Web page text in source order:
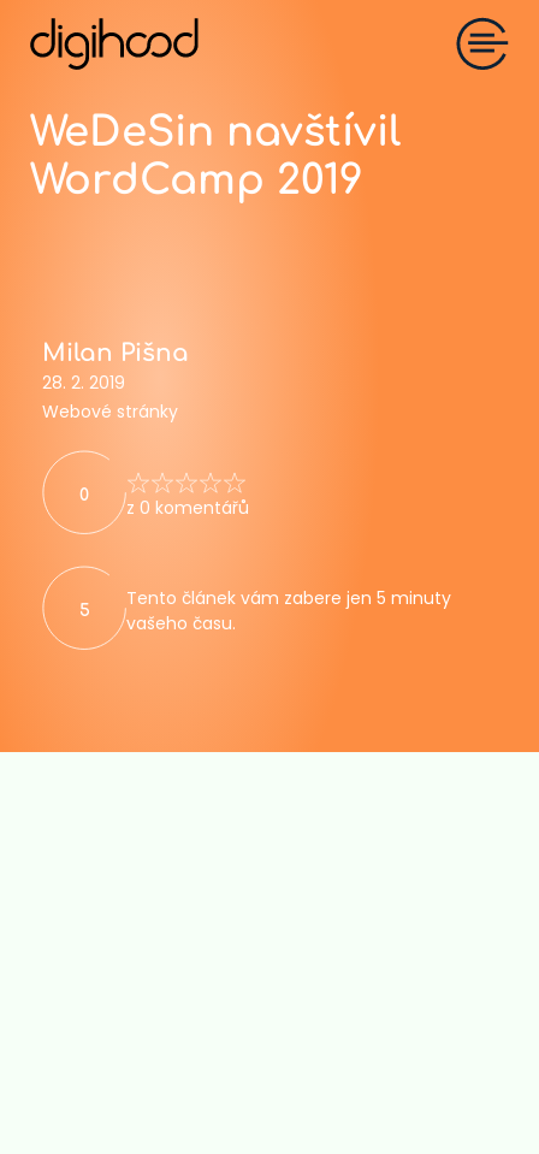
WeDeSin navštívil
WordCamp 2019
Milan Pišna
28. 2. 2019
Webové stránky
0
z 0 komentářů
5
Tento článek vám zabere jen 5 minuty
vašeho času.